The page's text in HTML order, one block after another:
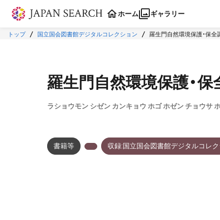
本文に飛ぶ
ホーム ギャラリー
トップ 国立国会図書館デジタルコレクション 羅生門自然環境保護・保全
羅生門自然環境保護・
ラショウモン シゼン カンキョウ ホゴ ホゼン チョウサ
書籍等 収録:国立国会図書館デジタルコレ